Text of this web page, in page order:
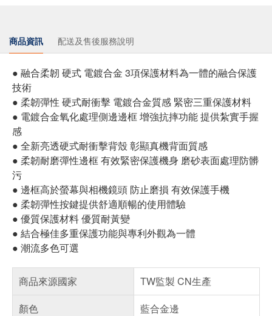
商品資訊 配送及售後服務說明
● 融合柔韌 硬式 電鍍合金 3項保護材料為一體的融合保護
技術
● 柔韌彈性 硬式耐衝擊 電鍍合金質感 緊密三重保護材料
● 電鍍合金氧化處理側邊邊框 增強抗摔功能 提供紮實手握
感
● 全新亮透硬式耐衝擊背殼 彰顯真機背面質感
● 柔韌耐磨彈性邊框 有效緊密保護機身 磨砂表面處理防髒
污
● 邊框高於螢幕與相機鏡頭 防止磨損 有效保護手機
● 柔韌彈性按鍵提供舒適順暢的使用體驗
● 優質保護材料 優質耐黃變
● 結合極佳多重保護功能與專利外觀為一體
● 潮流多色可選
商品來源國家
TW監製 CN生產
顏色
藍合金邊